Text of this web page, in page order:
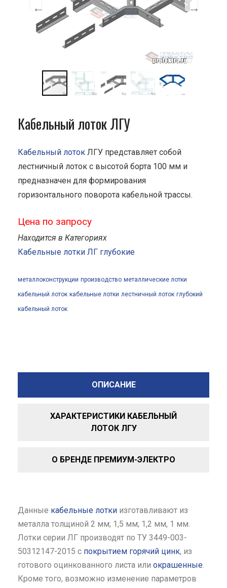
Кабельный лоток ЛГУ
Кабельный лоток ЛГУ представляет собой
лестничный лоток с высотой борта 100 мм и
предназначен для формирования
горизонтального поворота кабельной трассы.
Цена по запросу
Находится в Категориях
Кабельные лотки ЛГ глубокие
металлоконструкции производство металлические лотки
кабельный лоток кабельные лотки лестничный лоток глубокий
кабельный лоток
ОПИСАНИЕ
ХАРАКТЕРИСТИКИ КАБЕЛЬНЫЙ
ЛОТОК ЛГУ
О БРЕНДЕ ПРЕМИУМ-ЭЛЕКТРО
Данные кабельные лотки изготавливают из
металла толщиной 2 мм; 1,5 мм; 1,2 мм, 1 мм.
Лотки серии ЛГ производят по ТУ 3449-003-
50312147-2015 с покрытием горячий цинк, из
готового оцинкованного листа или окрашенные.
Кроме того, возможно изменение параметров